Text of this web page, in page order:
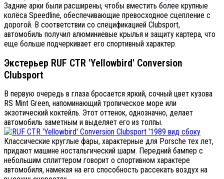
Задние арки были расширены, чтобы вместить более крупные
колёса Speedline, обеспечивающие превосходное сцепление с
дорогой. В соответствии со спецификацией Clubsport,
автомобиль получил алюминиевые крылья и защиту картера, что
еще больше подчеркивает его спортивный характер.
Экстерьер RUF CTR 'Yellowbird' Conversion
Clubsport
В первую очередь в глаза бросается яркий, сочный цвет кузова
RS Mint Green, напоминающий тропическое море или
экзотический коктейль. Этот оттенок, однозначно, делает
автомобиль заметным и выделяет его из толпы.
Классические круглые фары, характерные для Porsche тех лет,
придают машине ностальгический шарм. Передний бампер с
небольшим сплиттером говорит о спортивном характере
автомобиля, намекая на его способность рассекать воздух на